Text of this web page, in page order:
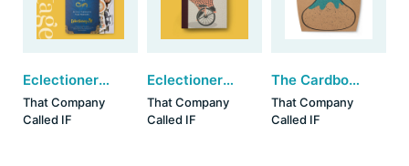
Eclectionery Journal Tabs - Vintage (set van 6)
That Company
Called IF
Eclectionery Notable Books - Bike Bear
That Company
Called IF
The Cardboard Vase Sleeve - Drippy Glaze (set van 3)
That Company
Called IF